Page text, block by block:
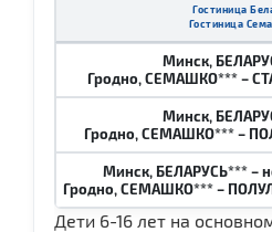
Гостиница
Гостиница
Минск,
Гродно, СЕМАШКО*** –
Минск,
Гродно, СЕМАШКО*** –
Минск, БЕЛАРУСЬ*** –
Гродно, СЕМАШКО*** –
Дети 6-16 лет на